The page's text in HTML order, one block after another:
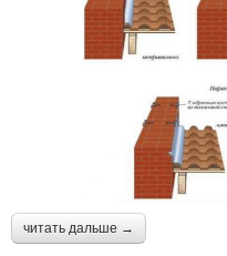
читать дальше →